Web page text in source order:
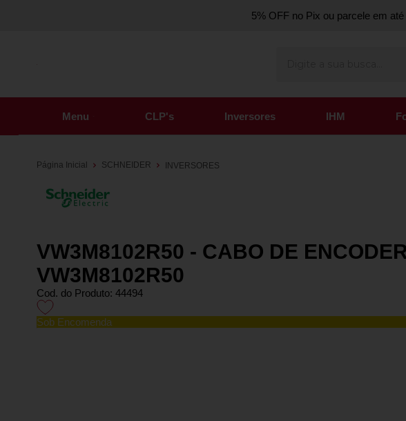
5% OFF no Pix ou parcele em
Menu CLP's Inversores IHM
Página Inicial SCHNEIDER INVERSORES
VW3M8102R50 - CABO DE
VW3M8102R50
Cod. do Produto: 44494
Sob Encomenda